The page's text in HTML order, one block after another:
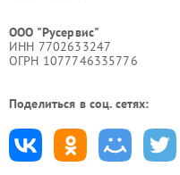
ООО "Русервис"
ИНН 7702633247
ОГРН 1077746335776
Поделиться в соц. сетях: